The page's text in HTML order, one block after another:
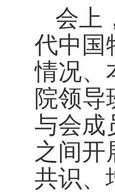
会上
代中国
情况、
院领导
与会成
之间开
共识、